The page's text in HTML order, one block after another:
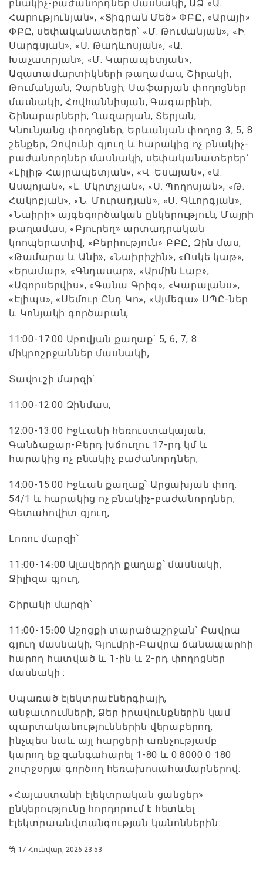
բնակիչ-բաժանորդներ մասնակի, ԱՁ «Ա.
Հարությունյան», «Տիգրան Մեծ» ՓԲԸ, «Արայի»
ՓԲԸ, սեփականատերեր՝ «Մ. Թումանյան», «Ի.
Սարգսյան», «Ս. Թադևոսյան», «Ա.
Խաչատրյան», «Մ. Կարապետյան»,
Ազատամարտիկների թաղամաս, Շիրակի,
Թումանյան, Չարենցի, Սաֆարյան փողոցներ
մասնակի, Հովհաննիսյան, Գագարինի,
Շինարարների, Ղազարյան, Տերյան,
Կնունյանց փողոցներ, Երևանյան փողոց 3, 5, 8
շենքեր, Զովունի գյուղ և հարակից ոչ բնակիչ-
բաժանորդներ մասնակի, սեփականատերեր՝
«Լիլիթ Հայրապետյան», «Վ. Եսայան», «Ա.
Ասպոյան», «Լ. Մկրտչյան», «Ս. Պողոսյան», «Թ.
Հակոբյան», «Ն. Մուրադյան», «Ս. Գևորգյան»,
«Նաիրի» այգեգործական ընկերություն, Մայրի
թաղամաս, «Բյուրեղ» արտադրական
կոոպերատիվ, «Բերիություն» ԲԲԸ, Զին մաս,
«Թամարա և Անի», «Նաիրիշին», «Ոսկե կաթ»,
«Երամար», «Գնդասար», «Արմին Լաբ»,
«Ագորսերվիս», «Գանա Գրիգ», «Կարալանս»,
«Էլիպս», «Սեմուր Ընդ Կո», «Այմեգա» ՍՊԸ-ներ
և Կոնյակի գործարան,
11:00-17:00 Աբովյան քաղաք՝ 5, 6, 7, 8
միկրոշրջաններ մասնակի,
Տավուշի մարզի՝
11:00-12:00 Զինմաս,
12:00-13:00 Իջևանի հեռուստակայան,
Գանձաքար-Բերդ խճուղու 17-րդ կմ և
հարակից ոչ բնակիչ բաժանորդներ,
14:00-15:00 Իջևան քաղաք՝ Արցախյան փող.
54/1 և հարակից ոչ բնակիչ-բաժանորդներ,
Գետահովիտ գյուղ,
Լոռու մարզի՝
11։00-14։00 Ալավերդի քաղաք՝ մասնակի,
Ջիլիզա գյուղ,
Շիրակի մարզի՝
11։00-15։00 Աշոցքի տարածաշրջան՝ Բավրա
գյուղ մասնակի, Գյումրի-Բավրա ճանապարհի
հարող հատված և 1-ին և 2-րդ փողոցներ
մասնակի :
Սպառած էլեկտրաէներգիայի,
անջատումների, Ձեր իրավունքներին կամ
պարտականություններին վերաբերող,
ինչպես նաև այլ հարցերի առնչությամբ
կարող եք զանգահարել 1-80 և 0 8000 0 180
շուրջօրյա գործող հեռախոսահամարներով:
«Հայաստանի էլեկտրական ցանցեր»
ընկերությունը հորդորում է հետևել
էլեկտրաանվտանգության կանոններին:
17 Հունվար, 2026 23:53